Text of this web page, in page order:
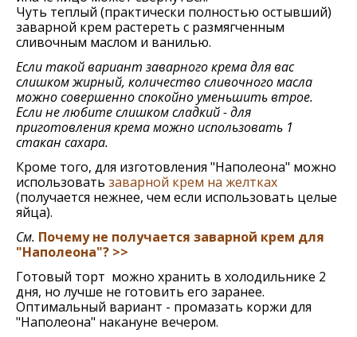
Чуть теплый (практически полностью остывший)
заварной крем растереть с размягченным
сливочным маслом и ванилью.
Если такой вариант заварного крема для вас
слишком жирный, количество сливочного масла
можно совершенно спокойно уменьшить втрое.
Если не любите слишком сладкий - для
приготовления крема можно использовать 1
стакан сахара.
Кроме того, для изготовления "Наполеона" можно
использовать заварной крем на желтках
(получается нежнее, чем если использовать целые
яйца).
См. Почему не получается заварной крем для
"Наполеона"? >>
Готовый торт можно хранить в холодильнике 2
дня, но лучше не готовить его заранее.
Оптимальный вариант - промазать коржи для
"Наполеона" накануне вечером.